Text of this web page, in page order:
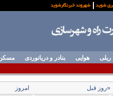
ریلی هوایی بنادر و دریانوردی
«روز قبل امروز